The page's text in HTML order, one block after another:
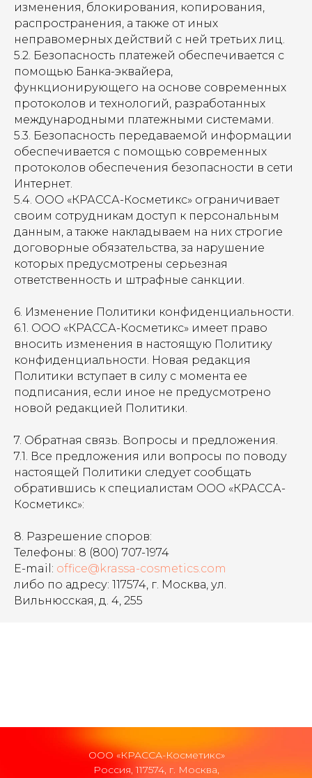
изменения, блокирования, копирования,
распространения, а также от иных
неправомерных действий с ней третьих лиц.
5.2. Безопасность платежей обеспечивается с
помощью Банка-эквайера,
функционирующего на основе современных
протоколов и технологий, разработанных
международными платежными системами.
5.3. Безопасность передаваемой информации
обеспечивается с помощью современных
протоколов обеспечения безопасности в сети
Интернет.
5.4. ООО «КРАССА-Косметикс» ограничивает
своим сотрудникам доступ к персональным
данным, а также накладываем на них строгие
договорные обязательства, за нарушение
которых предусмотрены серьезная
ответственность и штрафные санкции.
6. Изменение Политики конфиденциальности.
6.1. ООО «КРАССА-Косметикс» имеет право
вносить изменения в настоящую Политику
конфиденциальности. Новая редакция
Политики вступает в силу с момента ее
подписания, если иное не предусмотрено
новой редакцией Политики.
7. Обратная связь. Вопросы и предложения.
7.1. Все предложения или вопросы по поводу
настоящей Политики следует сообщать
обратившись к специалистам ООО «КРАССА-
Косметикс»:
8. Разрешение споров:
Телефоны: 8 (800) 707-1974
E-mail: office@krassa-cosmetics.com
либо по адресу: 117574, г. Москва, ул.
Вильнюсская, д. 4, 255
ООО «КРАССА-Косметикс»
Россия, 117574, г. Москва,